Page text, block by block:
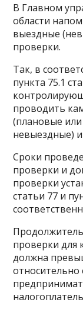
В Главном
области
выездные
проверки.
Так, в
пункта 75.1
проводить
(плановые
невыездные)
Сроки
проверки и
проверки
статьи 77 и
проверки для
должна
относительно